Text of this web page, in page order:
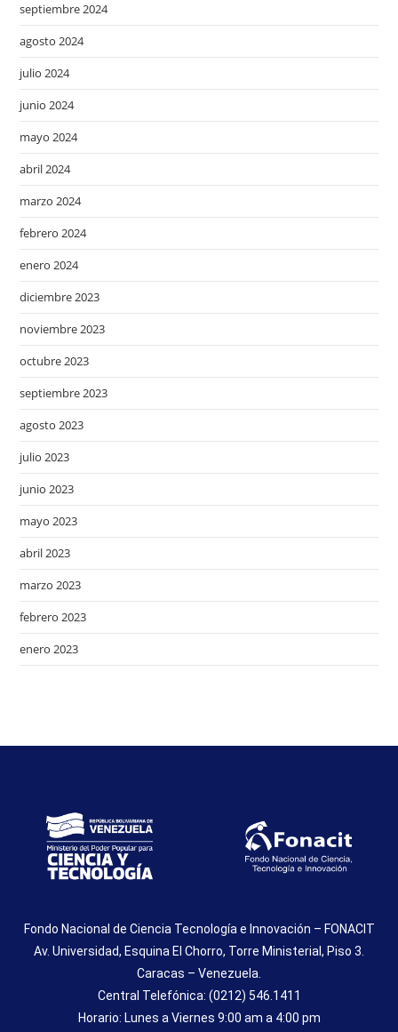
septiembre 2024
agosto 2024
julio 2024
junio 2024
mayo 2024
abril 2024
marzo 2024
febrero 2024
enero 2024
diciembre 2023
noviembre 2023
octubre 2023
septiembre 2023
agosto 2023
julio 2023
junio 2023
mayo 2023
abril 2023
marzo 2023
febrero 2023
enero 2023
Fondo Nacional de Ciencia Tecnología e Innovación – FONACIT
Av. Universidad, Esquina El Chorro, Torre Ministerial, Piso 3.
Caracas – Venezuela.
Central Telefónica: (0212) 546.1411
Horario: Lunes a Viernes 9:00 am a 4:00 pm